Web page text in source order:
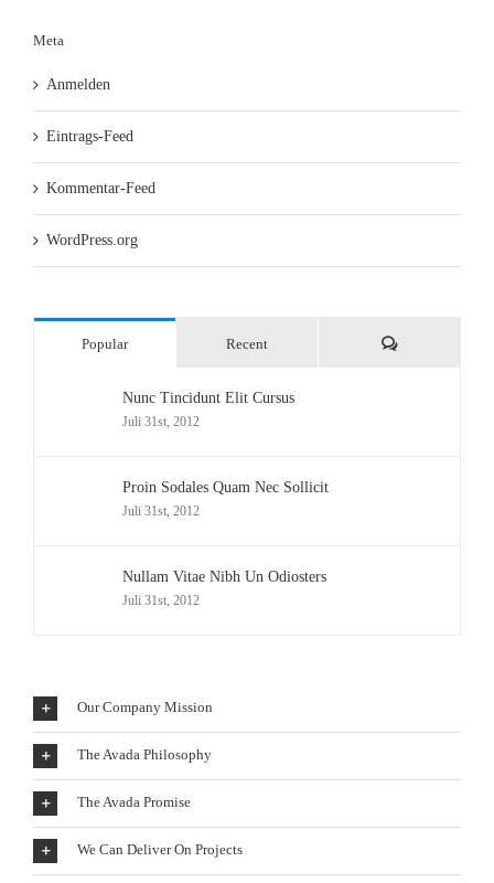
Meta
Anmelden
Eintrags-Feed
Kommentar-Feed
WordPress.org
Popular Recent Comments
Nunc Tincidunt Elit Cursus
Juli 31st, 2012
Proin Sodales Quam Nec Sollicit
Juli 31st, 2012
Nullam Vitae Nibh Un Odiosters
Juli 31st, 2012
Our Company Mission
The Avada Philosophy
The Avada Promise
We Can Deliver On Projects